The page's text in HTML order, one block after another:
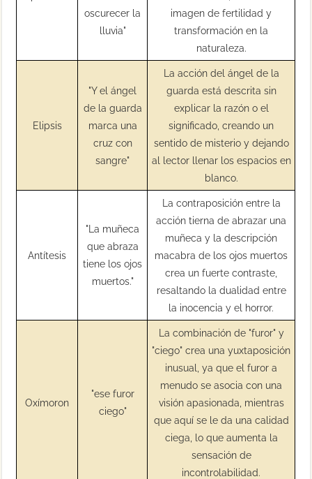
oscurecer la
lluvia"
imagen de fertilidad y
transformación en la
naturaleza.
Elipsis
"Y el ángel
de la guarda
marca una
cruz con
sangre"
La acción del ángel de la
guarda está descrita sin
explicar la razón o el
significado, creando un
sentido de misterio y dejando
al lector llenar los espacios en
blanco.
Antítesis
"La muñeca
que abraza
tiene los ojos
muertos."
La contraposición entre la
acción tierna de abrazar una
muñeca y la descripción
macabra de los ojos muertos
crea un fuerte contraste,
resaltando la dualidad entre
la inocencia y el horror.
Oxímoron
"ese furor
ciego"
La combinación de "furor" y
"ciego" crea una yuxtaposición
inusual, ya que el furor a
menudo se asocia con una
visión apasionada, mientras
que aquí se le da una calidad
ciega, lo que aumenta la
sensación de
incontrolabilidad.